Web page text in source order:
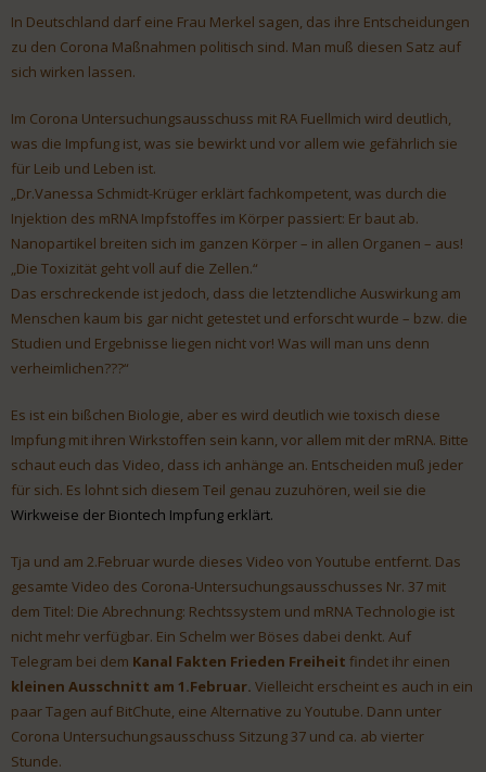
In Deutschland darf eine Frau Merkel sagen, das ihre Entscheidungen
zu den Corona Maßnahmen politisch sind. Man muß diesen Satz auf
sich wirken lassen.
Im Corona Untersuchungsausschuss mit RA Fuellmich wird deutlich,
was die Impfung ist, was sie bewirkt und vor allem wie gefährlich sie
für Leib und Leben ist.
„Dr.Vanessa Schmidt-Krüger erklärt fachkompetent, was durch die
Injektion des mRNA Impfstoffes im Körper passiert: Er baut ab.
Nanopartikel breiten sich im ganzen Körper – in allen Organen – aus!
„Die Toxizität geht voll auf die Zellen.“
Das erschreckende ist jedoch, dass die letztendliche Auswirkung am
Menschen kaum bis gar nicht getestet und erforscht wurde – bzw. die
Studien und Ergebnisse liegen nicht vor! Was will man uns denn
verheimlichen???“
Es ist ein bißchen Biologie, aber es wird deutlich wie toxisch diese
Impfung mit ihren Wirkstoffen sein kann, vor allem mit der mRNA. Bitte
schaut euch das Video, dass ich anhänge an. Entscheiden muß jeder
für sich. Es lohnt sich diesem Teil genau zuzuhören, weil sie die
Wirkweise der Biontech Impfung erklärt.
Tja und am 2.Februar wurde dieses Video von Youtube entfernt. Das
gesamte Video des Corona-Untersuchungsausschusses Nr. 37 mit
dem Titel: Die Abrechnung: Rechtssystem und mRNA Technologie ist
nicht mehr verfügbar. Ein Schelm wer Böses dabei denkt. Auf
Telegram bei dem Kanal Fakten Frieden Freiheit findet ihr einen
kleinen Ausschnitt am 1.Februar. Vielleicht erscheint es auch in ein
paar Tagen auf BitChute, eine Alternative zu Youtube. Dann unter
Corona Untersuchungsausschuss Sitzung 37 und ca. ab vierter
Stunde.